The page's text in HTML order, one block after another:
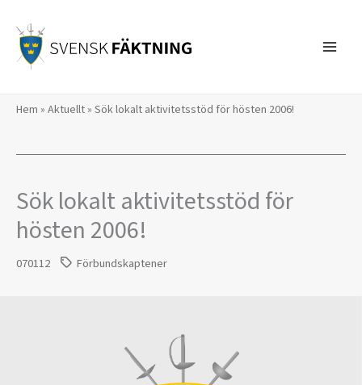
innehåll
Hem » Aktuellt» Sök lokalt aktivitetsstöd för hösten 2006!
Sök lokalt aktivitetsstöd för
hösten 2006!
070112 Förbundskaptener